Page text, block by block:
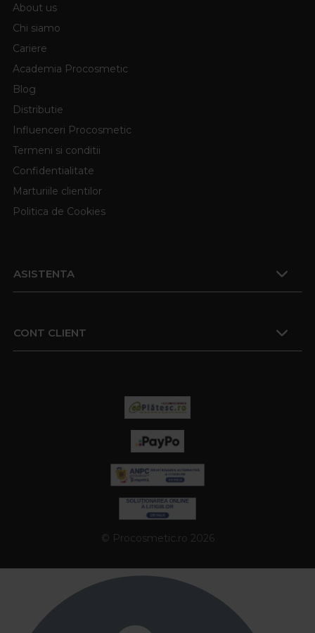
About us
Chi siamo
Cariere
Academia Procosmetic
Blog
Distributie
Influenceri Procosmetic
Termeni si conditii
Confidentialitate
Marturiile clientilor
Politica de Cookies
ASISTENTA
CONT CLIENT
© Procosmetic.ro 2026